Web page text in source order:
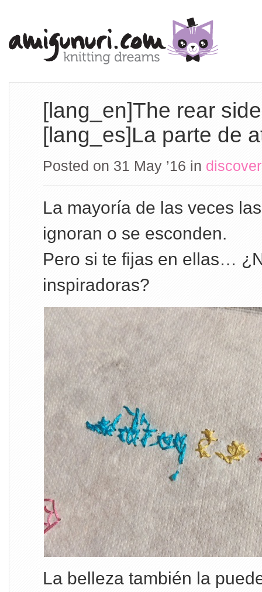
[lang_en]The rear
[lang_es]La parte de
Posted on 31 May ’16 in
La mayoría de las veces
ignoran o se esconden.
Pero si te fijas en ellas…
inspiradoras?
La belleza también la